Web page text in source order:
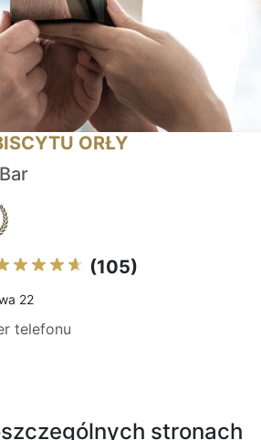
ORŁY
(105)
22
telefonu
stronach